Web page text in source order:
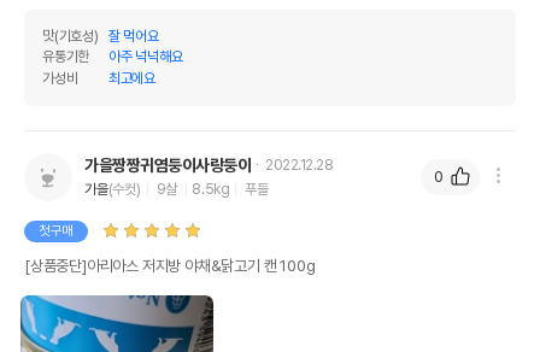
맛(기호성)
잘 먹어요
유통기한
아주 넉넉해요
가성비
최고에요
가을짱짱귀염둥이사랑둥이
2022.12.28
가을(수컷) 9살 8.5kg 푸들
첫구매
[상품중단]아리아스 저지방 야채&닭고기 캔 100g
0